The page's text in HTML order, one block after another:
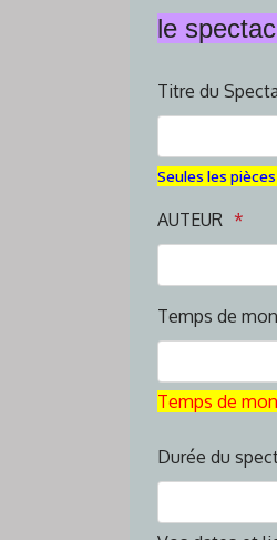
le
Titre du
Seules les
AUTEUR
Temps de
Temps de
Durée du